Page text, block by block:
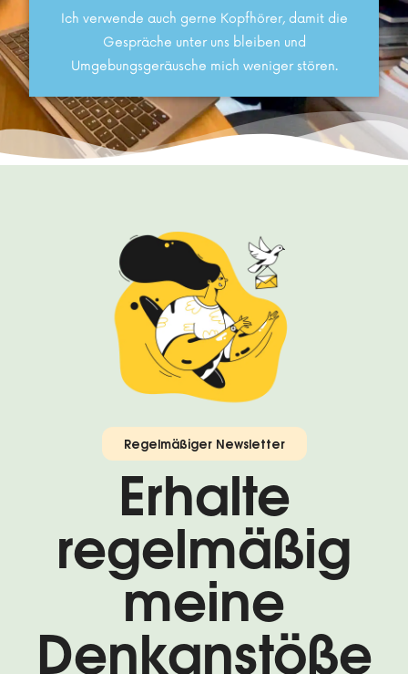
Ich verwende auch gerne Kopfhörer, damit die
Gespräche unter uns bleiben und
Umgebungsgeräusche mich weniger stören.
Regelmäßiger Newsletter
Erhalte
regelmäßig
meine
Denkanstöße